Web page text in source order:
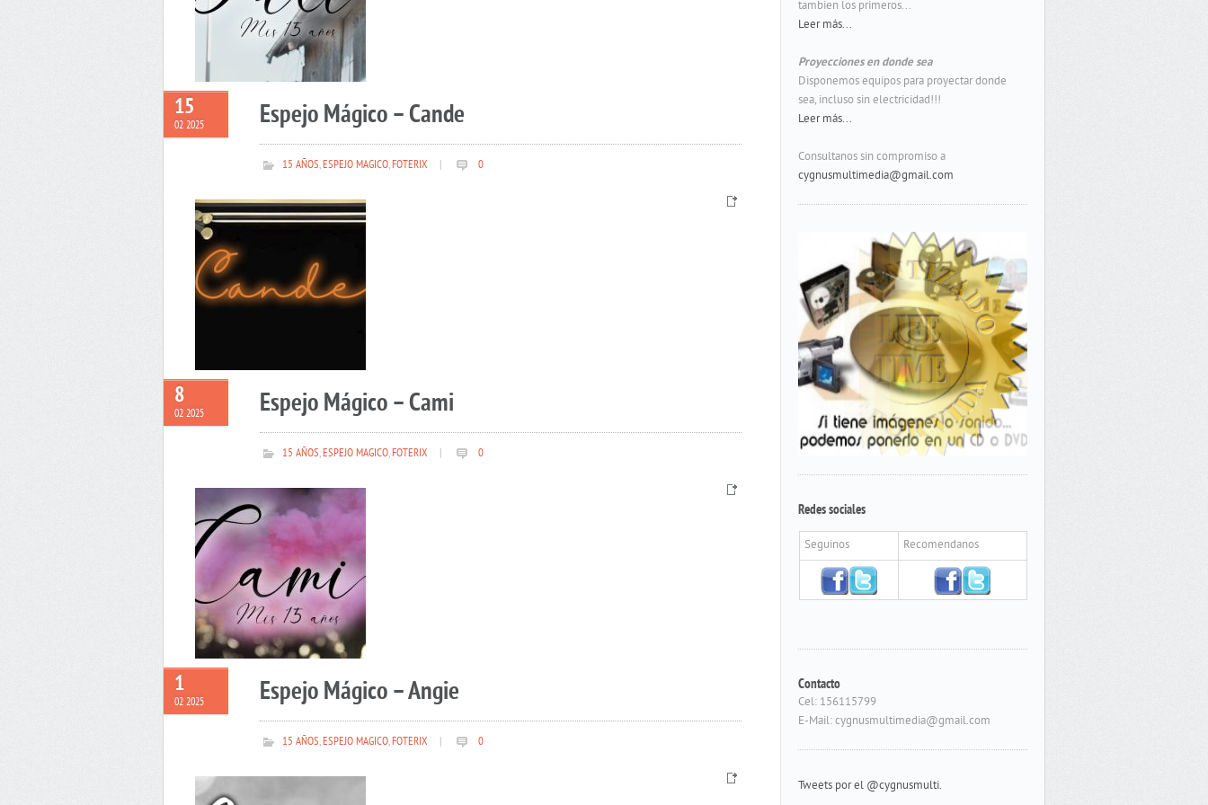
15
02 2025 Espejo Mágico – Cande
15 AÑOS,ESPEJO MAGICO,FOTERIX 0
8
02 2025 Espejo Mágico – Cami
15 AÑOS,ESPEJO MAGICO,FOTERIX 0
1
02 2025 Espejo Mágico – Angie
15 AÑOS,ESPEJO MAGICO,FOTERIX 0
tambien los primeros...
Leer más...
Proyecciones en donde sea
Disponemos equipos para proyectar donde
sea, incluso sin electricidad!!!
Leer más...
Consultanos sin compromiso a
cygnusmultimedia@gmail.com
Redes sociales
Seguinos Recomendanos
Contacto
Cel: 156115799
E-Mail: cygnusmultimedia@gmail.com
Tweets por el @cygnusmulti.